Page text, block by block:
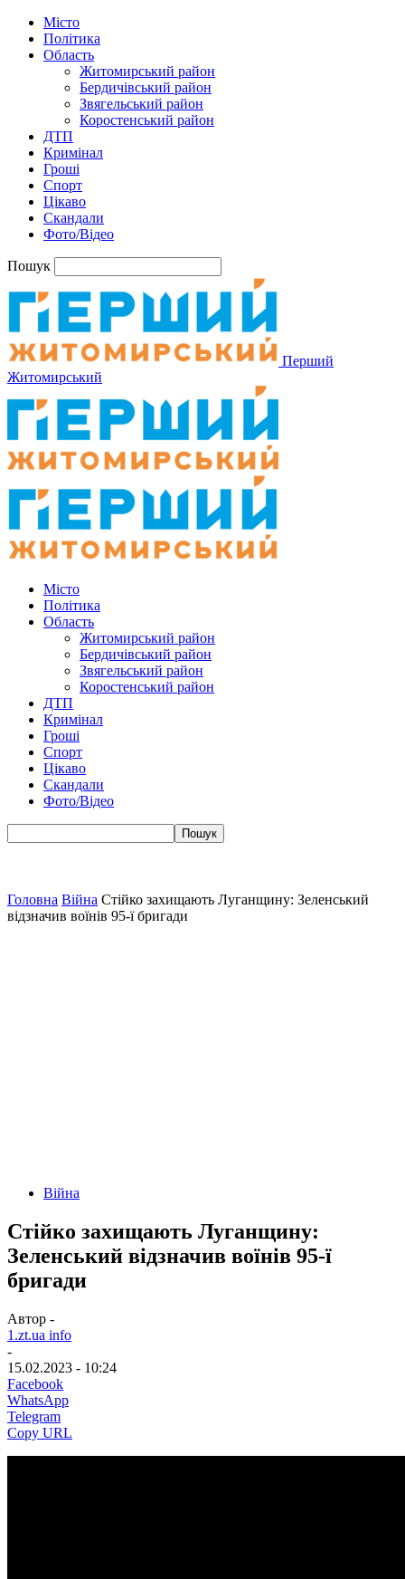
Місто
Політика
Область
Житомирський район
Бердичівський район
Звягельський район
Коростенський район
ДТП
Кримінал
Гроші
Спорт
Цікаво
Скандали
Фото/Відео
Пошук
Перший
Житомирський
Місто
Політика
Область
Житомирський район
Бердичівський район
Звягельський район
Коростенський район
ДТП
Кримінал
Гроші
Спорт
Цікаво
Скандали
Фото/Відео
Головна Війна Стійко захищають Луганщину: Зеленський
відзначив воїнів 95-ї бригади
Війна
Стійко захищають Луганщину:
Зеленський відзначив воїнів 95-ї
бригади
Автор -
1.zt.ua info
-
15.02.2023 - 10:24
Facebook
WhatsApp
Telegram
Copy URL